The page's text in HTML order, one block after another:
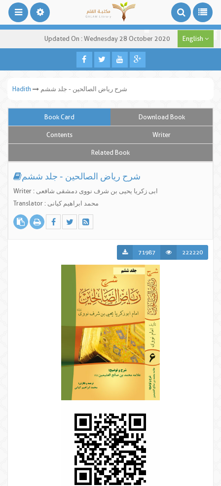
Updated On : Wednesday 28 October 2020 English
Hadith شرح ریاض الصالحین - جلد ششم
Book Card Download Book
Contents Writer
Related Book
شرح ریاض الصالحین - جلد ششم
Writer : ابی زکریا یحیی بن شرف نووی دمشقی شافعی
Translator : محمد ابراهیم کیانی
71987 222220